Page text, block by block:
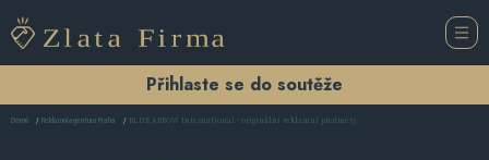
Přihlaste se do soutěže
Domů Reklamní agentura Praha BLUE ARROW International - originální reklamní předměty